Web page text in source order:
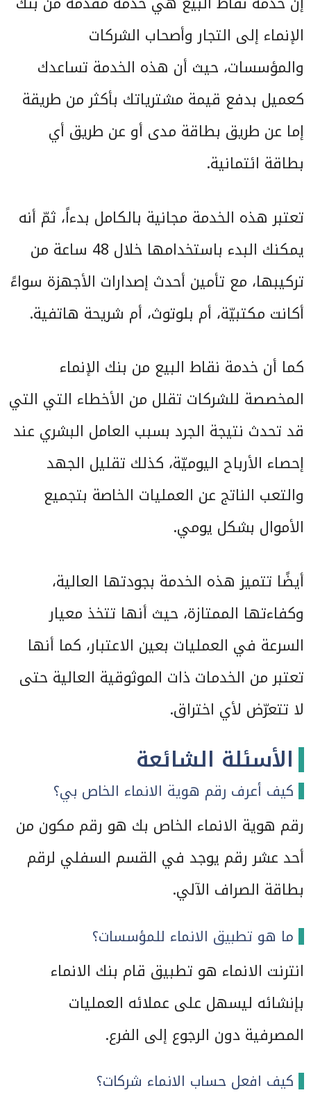
الإنماء إلى التجار وأصحاب الشركات
والمؤسسات، حيث أن هذه الخدمة تساعدك
كعميل بدفع قيمة مشترياتك بأكثر من طريقة
إما عن طريق بطاقة مدى أو عن طريق أي
بطاقة ائتمانية.
تعتبر هذه الخدمة مجانية بالكامل بدءاً، ثمّ أنه
يمكنك البدء باستخدامها خلال 48 ساعة من
تركيبها، مع تأمين أحدث إصدارات الأجهزة سواءً
أكانت مكتبيّة، أم بلوتوث، أم شريحة هاتفية.
كما أن خدمة نقاط البيع من بنك الإنماء
المخصصة للشركات تقلل من الأخطاء التي التي
قد تحدث نتيجة الجرد بسبب العامل البشري عند
إحصاء الأرباح اليوميّة، كذلك تقليل الجهد
والتعب الناتج عن العمليات الخاصة بتجميع
الأموال بشكل يومي.
أيضًا تتميز هذه الخدمة بجودتها العالية،
وكفاءتها الممتازة، حيث أنها تتخذ معيار
السرعة في العمليات بعين الاعتبار، كما أنها
تعتبر من الخدمات ذات الموثوقية العالية حتى
لا تتعرّض لأي اختراق.
الأسئلة الشائعة
كيف أعرف رقم هوية الانماء الخاص بي؟
رقم هوية الانماء الخاص بك هو رقم مكون من
أحد عشر رقم يوجد في القسم السفلي لرقم
بطاقة الصراف الآلي.
ما هو تطبيق الانماء للمؤسسات؟
انترنت الانماء هو تطبيق قام بنك الانماء
بإنشائه ليسهل على عملائه العمليات
المصرفية دون الرجوع إلى الفرع.
كيف افعل حساب الانماء شركات؟